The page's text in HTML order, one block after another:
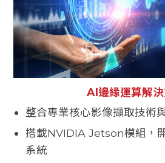
AI邊緣運算解
整合專業核心影像擷取技術
搭載NVIDIA Jetson模組，
系統